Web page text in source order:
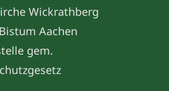
Wickrathberg
Aachen
gem.